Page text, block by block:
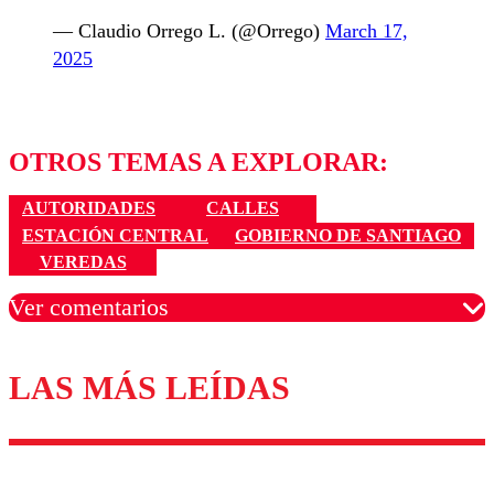
— Claudio Orrego L. (@Orrego) March 17,
2025
OTROS TEMAS A EXPLORAR:
AUTORIDADES
CALLES
ESTACIÓN CENTRAL
GOBIERNO DE SANTIAGO
VEREDAS
Ver comentarios
Los comentarios son moderados para garantizar un
diálogo respetuoso.
LAS MÁS LEÍDAS